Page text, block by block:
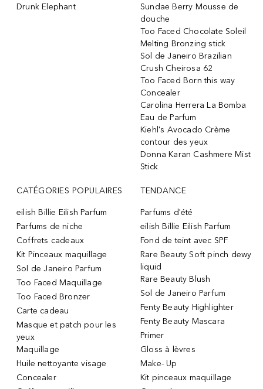
Drunk Elephant
Sundae Berry Mousse de
douche
Too Faced Chocolate Soleil
Melting Bronzing stick
Sol de Janeiro Brazilian
Crush Cheirosa 62
Too Faced Born this way
Concealer
Carolina Herrera La Bomba
Eau de Parfum
Kiehl's Avocado Crème
contour des yeux
Donna Karan Cashmere Mist
Stick
CATÉGORIES POPULAIRES
eilish Billie Eilish Parfum
Parfums de niche
Coffrets cadeaux
Kit Pinceaux maquillage
Sol de Janeiro Parfum
Too Faced Maquillage
Too Faced Bronzer
Carte cadeau
Masque et patch pour les
yeux
Maquillage
Huile nettoyante visage
Concealer
TENDANCE
Parfums d'été
eilish Billie Eilish Parfum
Fond de teint avec SPF
Rare Beauty Soft pinch dewy
liquid
Rare Beauty Blush
Sol de Janeiro Parfum
Fenty Beauty Highlighter
Fenty Beauty Mascara
Primer
Gloss à lèvres
Make- Up
Kit pinceaux maquillage